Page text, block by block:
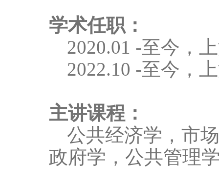
学术任职：
2020.01 -至今，
2022.10 -至今，
主讲课程：
公共经济学，市
政府学，公共管理